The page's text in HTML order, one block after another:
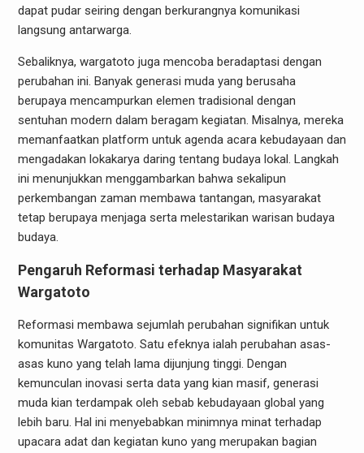
dapat pudar seiring dengan berkurangnya komunikasi
langsung antarwarga.
Sebaliknya, wargatoto juga mencoba beradaptasi dengan
perubahan ini. Banyak generasi muda yang berusaha
berupaya mencampurkan elemen tradisional dengan
sentuhan modern dalam beragam kegiatan. Misalnya, mereka
memanfaatkan platform untuk agenda acara kebudayaan dan
mengadakan lokakarya daring tentang budaya lokal. Langkah
ini menunjukkan menggambarkan bahwa sekalipun
perkembangan zaman membawa tantangan, masyarakat
tetap berupaya menjaga serta melestarikan warisan budaya
budaya.
Pengaruh Reformasi terhadap Masyarakat
Wargatoto
Reformasi membawa sejumlah perubahan signifikan untuk
komunitas Wargatoto. Satu efeknya ialah perubahan asas-
asas kuno yang telah lama dijunjung tinggi. Dengan
kemunculan inovasi serta data yang kian masif, generasi
muda kian terdampak oleh sebab kebudayaan global yang
lebih baru. Hal ini menyebabkan minimnya minat terhadap
upacara adat dan kegiatan kuno yang merupakan bagian